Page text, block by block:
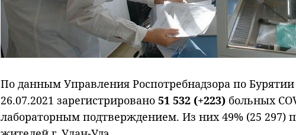
По данным Управления Роспотребнадзора по Бурятии
26.07.2021 зарегистрировано 51 532 (+223) больных
лабораторным подтверждением. Из них 49% (25 297)